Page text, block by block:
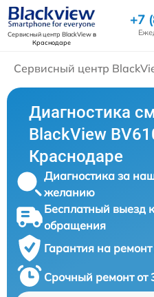
Сервисный центр BlackViewв
Краснодаре
+7
Сервисный центр
Диагностика
BlackView
Краснодаре
Диагностика за
желанию
Бесплатный выезд
обращения
Гарантия на ремонт
Срочный ремонт от